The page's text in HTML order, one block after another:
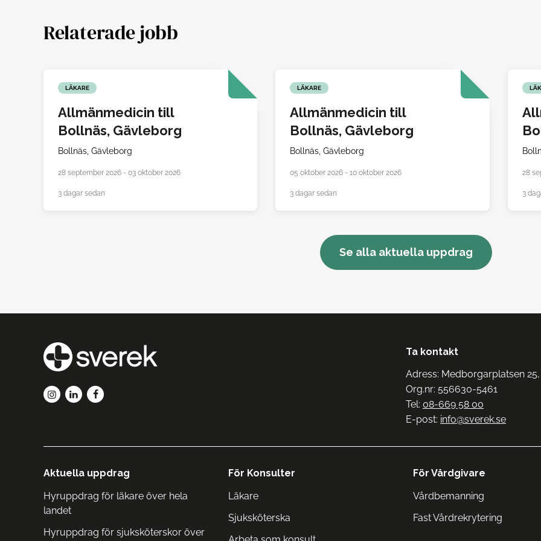
Relaterade jobb
LÄKARE
Allmänmedicin till
Bollnäs, Gävleborg
Bollnäs, Gävleborg
28 september 2026 - 03 oktober 2026
3 dagar sedan
LÄKARE
Allmänmedicin till
Bollnäs, Gävleborg
Bollnäs,Gävleborg
05 oktober 2026 - 10 oktober 2026
3 dagar sedan
28
3
Se alla aktuella uppdrag
Ta kontakt
Adress: Medborgarplatsen
Org.nr: 556630-5461
Tel: 08-669 58 00
E-post: info@sverek.se
Aktuella uppdrag
Hyruppdrag för läkare över hela
landet
Hyruppdrag för sjuksköterskor över
För Konsulter
Läkare
Sjuksköterska
För Vårdgivare
Vårdbemanning
Fast Vårdrekrytering